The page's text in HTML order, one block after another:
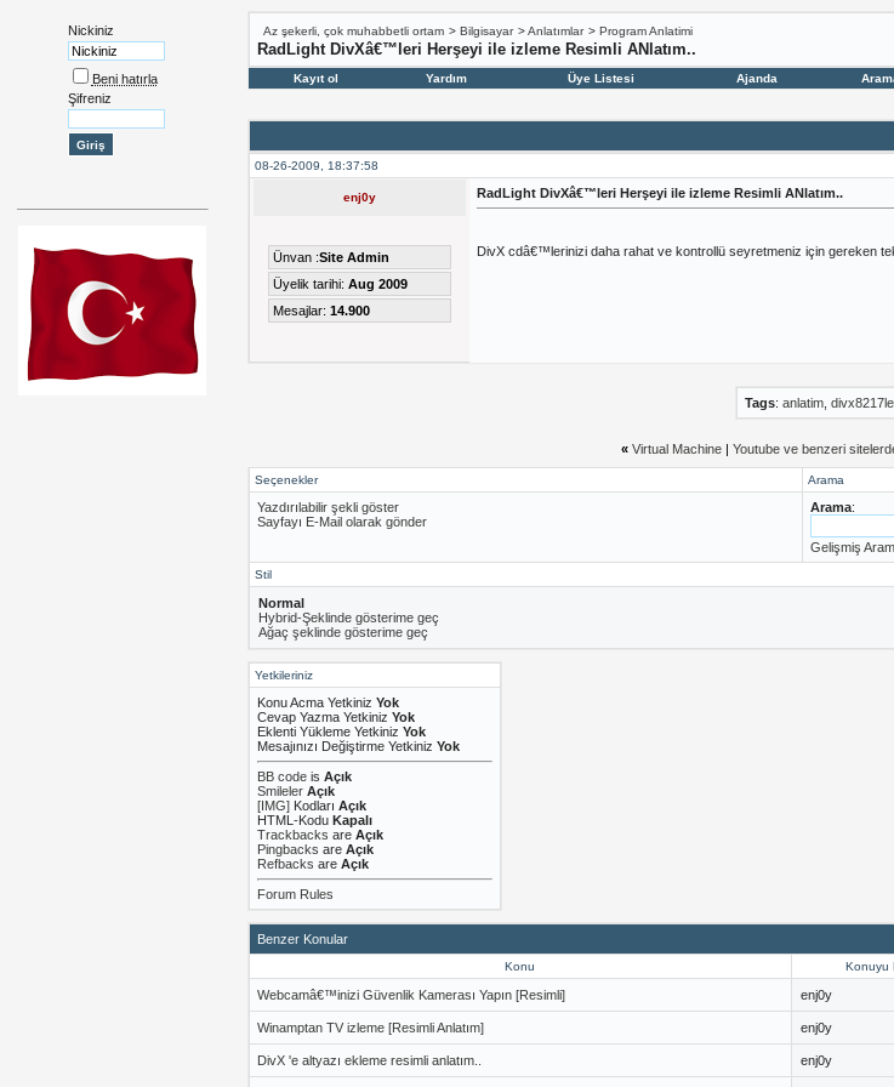
Nickiniz
Beni hatırla
Şifreniz
Az şekerli, çok muhabbetli ortam > Bilgisayar >Anlatımlar > Program Anlatimi
RadLight DivXâ€™leri Herşeyi ile izleme Resimli ANlatım..
Kayıt ol Yardım Üye Listesi Ajanda
08-26-2009, 18:37:58
enj0y
Ünvan :Site Admin
Üyelik tarihi: Aug 2009
Mesajlar: 14.900
RadLight DivXâ€™leri Herşeyi ile izleme Resimli ANlatım..
DivX cdâ€™lerinizi daha rahat ve kontrollü seyretmeniz için gereken
Tags: anlatim,
« Virtual Machine |Youtube ve benzeri
Seçenekler Arama
Yazdırılabilir şekli göster
Sayfayı E-Mail olarak gönder
Arama:
Gelişmiş
Stil
Normal
Hybrid-Şeklinde gösterime geç
Ağaç şeklinde gösterime geç
Yetkileriniz
Konu Acma Yetkiniz Yok
Cevap Yazma Yetkiniz Yok
Eklenti Yükleme Yetkiniz Yok
Mesajınızı Değiştirme Yetkiniz Yok
BB codeis Açık
Smileler Açık
[IMG]Kodları Açık
HTML-Kodu Kapalı
Trackbacks are Açık
Pingbacks are Açık
Refbacks are Açık
Forum Rules
Benzer Konular
Konu Konuyu
Webcamâ€™inizi Güvenlik Kamerası Yapın [Resimli] enj0y
Winamptan TV izleme [Resimli Anlatım] enj0y
DivX 'e altyazı ekleme resimli anlatım.. enj0y